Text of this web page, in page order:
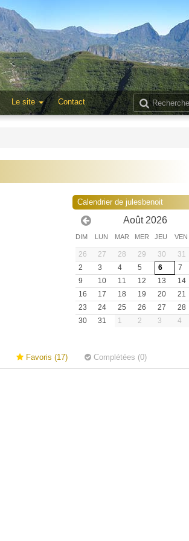
Le site Contact
Calendrier de julesbenoit
Août 2026
DIM LUN MAR MER JEU VEN
26 27 28 29 30 31
2
3 4 5 6 7
9
10 11 12 13 14
16
17 18 19 20 21
23
24 25 26 27 28
30
31 1 2 3 4
Favoris (17) Complétées (0)